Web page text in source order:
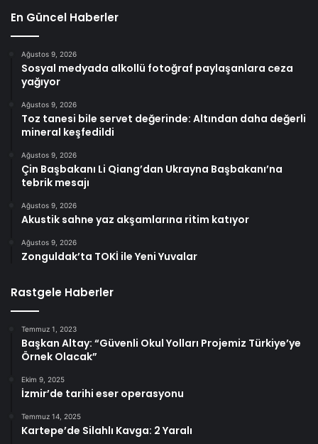
En Güncel Haberler
Ağustos 9, 2026
Sosyal medyada alkollü fotoğraf paylaşanlara ceza
yağıyor
Ağustos 9, 2026
Toz tanesi bile servet değerinde: Altından daha değerli
mineral keşfedildi
Ağustos 9, 2026
Çin Başbakanı Li Qiang’dan Ukrayna Başbakanı’na
tebrik mesajı
Ağustos 9, 2026
Akustik sahne yaz akşamlarına ritim katıyor
Ağustos 9, 2026
Zonguldak’ta TOKİ ile Yeni Yuvalar
Rastgele Haberler
Temmuz 1, 2023
Başkan Altay: “Güvenli Okul Yolları Projemiz Türkiye’ye
Örnek Olacak”
Ekim 9, 2025
İzmir’de tarihi eser operasyonu
Temmuz 14, 2025
Kartepe’de Silahlı Kavga: 2 Yaralı